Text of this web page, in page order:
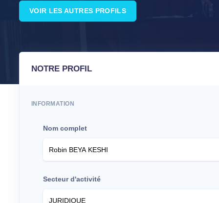
VOIR LES AUTRES PROFILS
NOTRE PROFIL
INFORMATION
Nom complet
Secteur d'activité